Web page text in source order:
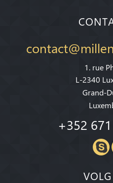
1. rue
L-2340
Grand-
+352